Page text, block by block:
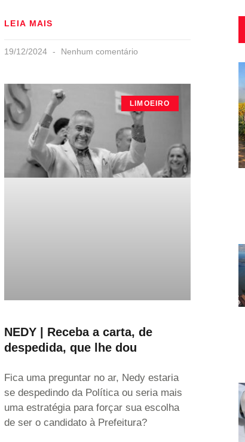
LEIA MAIS
19/12/2024 Nenhum comentário
LIMOEIRO
NEDY | Receba a carta, de
despedida, que lhe dou
Fica uma preguntar no ar, Nedy estaria
se despedindo da Política ou seria mais
uma estratégia para forçar sua escolha
de ser o candidato à Prefeitura?